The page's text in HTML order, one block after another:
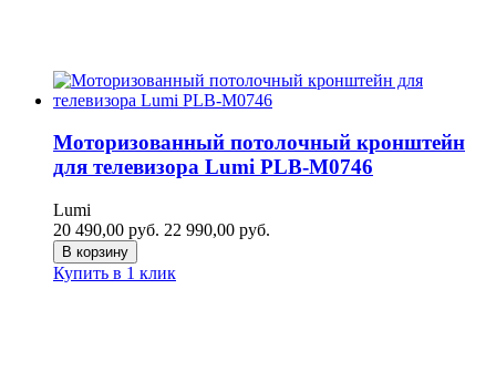
Моторизованный потолочный кронштейн
для телевизора Lumi PLB-M0746
Lumi
20 490,00 руб. 22 990,00 руб.
В корзину
Купить в 1 клик